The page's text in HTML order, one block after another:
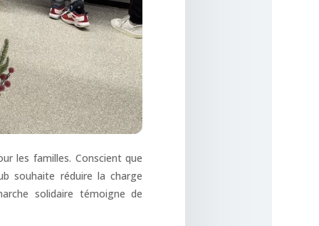
les familles. Conscient que
souhaite réduire la charge
solidaire témoigne de